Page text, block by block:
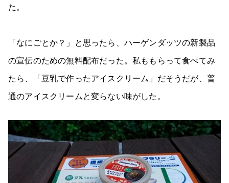
た。
「なにごとか？」と思ったら、ハーゲンダッツの新製品
の宣伝のための無料配布だった。私ももらって食べてみ
たら、「豆乳で作ったアイスクリーム」だそうだが、普
通のアイスクリームと変らない味がした。